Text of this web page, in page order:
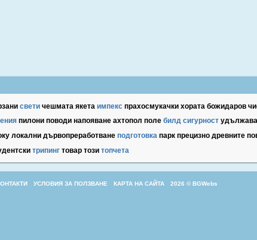
свети чешмата якета импекс прахосмукачки хората божидаров
пилони поводи напояване ахтопол поле билд сигурност
локални дървопреработване подготовка парк прецизно древните
трипинг товар този топчета
УСЛОВИЯ ЗА ПОЛЗВАНЕ КАРТА НА САЙТА 2026 © BGWebs